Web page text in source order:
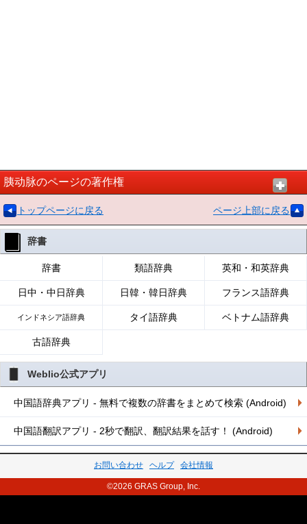
胰动脉のページの著作権
トップページに戻る ページ上部に戻る
辞書
辞書 類語辞典 英和・和英辞典
日中・中日辞典 日韓・韓日辞典 フランス語辞典
インドネシア語辞典 タイ語辞典 ベトナム語辞典
古語辞典
Weblio公式アプリ
中国語辞典アプリ - 無料で複数の辞書をまとめて検索 (Android)
中国語翻訳アプリ - 2秒で翻訳、翻訳結果を話す！ (Android)
お問い合わせ ヘルプ 会社情報
©2026 GRAS Group, Inc.